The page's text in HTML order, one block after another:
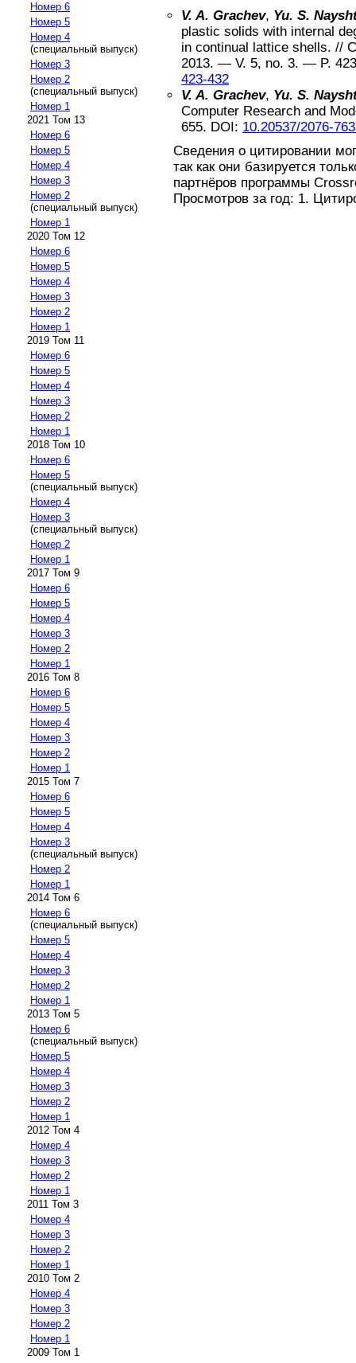
Номер 6
Номер 5
Номер 4
(специальный выпуск)
Номер 3
Номер 2
(специальный выпуск)
Номер 1
2021 Том 13
Номер 6
Номер 5
Номер 4
Номер 3
Номер 2
(специальный выпуск)
Номер 1
2020 Том 12
Номер 6
Номер 5
Номер 4
Номер 3
Номер 2
Номер 1
2019 Том 11
Номер 6
Номер 5
Номер 4
Номер 3
Номер 2
Номер 1
2018 Том 10
Номер 6
Номер 5
(специальный выпуск)
Номер 4
Номер 3
(специальный выпуск)
Номер 2
Номер 1
2017 Том 9
Номер 6
Номер 5
Номер 4
Номер 3
Номер 2
Номер 1
2016 Том 8
Номер 6
Номер 5
Номер 4
Номер 3
Номер 2
Номер 1
2015 Том 7
Номер 6
Номер 5
Номер 4
Номер 3
(специальный выпуск)
Номер 2
Номер 1
2014 Том 6
Номер 6
(специальный выпуск)
Номер 5
Номер 4
Номер 3
Номер 2
Номер 1
2013 Том 5
Номер 6
(специальный выпуск)
Номер 5
Номер 4
Номер 3
Номер 2
Номер 1
2012 Том 4
Номер 4
Номер 3
Номер 2
Номер 1
2011 Том 3
Номер 4
Номер 3
Номер 2
Номер 1
2010 Том 2
Номер 4
Номер 3
Номер 2
Номер 1
2009 Том 1
V. A. Grachev, Yu. S.
plastic solids with internal
in continual lattice shells. //
2013. — V. 5, no. 3. — P. 423
423-432
V. A. Grachev, Yu. S.
Computer Research and
655. DOI: 10.20537/2076-
Сведения о цитировании
так как они базируется
партнёров программы
Просмотров за год: 1.